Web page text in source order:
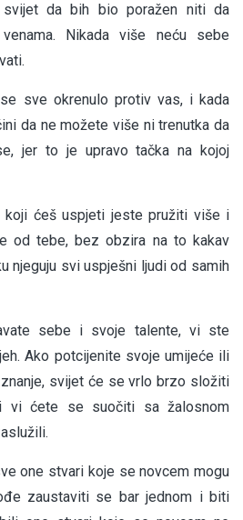
svijet da bih bio poražen niti da
Nikada više neću sebe
sve okrenulo protiv vas, i kada
da ne možete više ni trenutka da
jer to je upravo tačka na kojoj
koji ćeš uspjeti jeste pružiti više i
od tebe, bez obzira na to kakav
njeguju svi uspješni ljudi od samih
sebe i svoje talente, vi ste
Ako potcijenite svoje umijeće ili
svijet će se vrlo brzo složiti
vi ćete se suočiti sa žalosnom
one stvari koje se novcem mogu
zaustaviti se bar jednom i biti